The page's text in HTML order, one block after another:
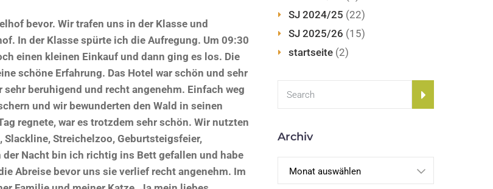
bevor. Wir trafen uns in der Klasse und
In der Klasse spürte ich die Aufregung. Um 09:30
einen kleinen Einkauf und dann ging es los. Die
schöne Erfahrung. Das Hotel war schön und sehr
beruhigend und recht angenehm. Einfach weg
und wir bewunderten den Wald in seinen
regnete, war es trotzdem sehr schön. Wir nutzten
Streichelzoo, Geburtsteigsfeier,
Nacht bin ich richtig ins Bett gefallen und habe
Abreise bevor uns sie verlief recht angenehm. Im
SJ 2024/25 (22)
SJ 2025/26 (15)
startseite(2)
Archiv
Archiv